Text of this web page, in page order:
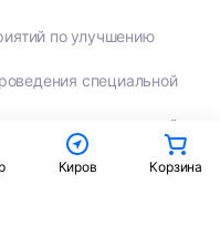
по улучшению
специальной
специальной
специальной
Киров Корзина